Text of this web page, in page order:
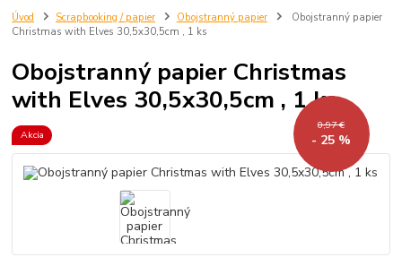
Úvod Scrapbooking / papier Obojstranný papier
Obojstranný papier
Christmas with Elves 30,5x30,5cm , 1 ks
Obojstranný papier Christmas
with Elves 30,5x30,5cm , 1 ks
Akcia
0,97 €
- 25 %